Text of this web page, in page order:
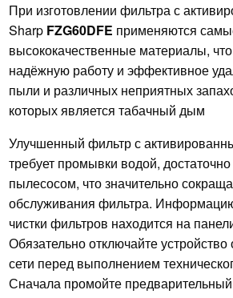
При изготовлении фильтра с
Sharp FZG60DFE применяются
высококачественные материалы, что
надёжную работу и эффективное
пыли и различных неприятных
которых является табачный дым
Улучшенный фильтр с
требует промывки водой, достаточно
пылесосом, что значительно
обслуживания фильтра.
чистки фильтров находится на
Обязательно отключайте устройство
сети перед выполнением
Сначала промойте